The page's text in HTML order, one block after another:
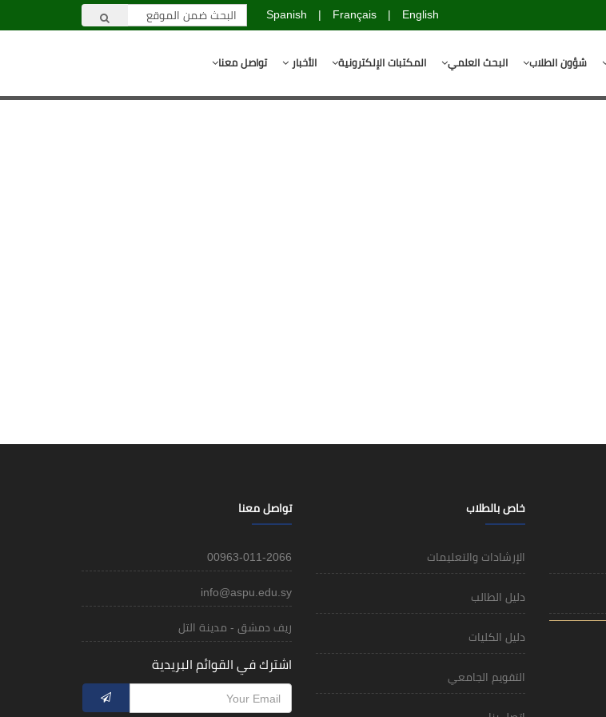
English
|
Français
|
Spanish
شؤون الطلاب البحث العلمي المكتبات الإلكترونية الأخبار تواصل معنا
خاص بالطلاب
الإرشادات والتعليمات
دليل الطالب
دليل الكليات
التقويم الجامعي
تواصل معنا
00963-011-2066
info@aspu.edu.sy
ريف دمشق - مدينة التل
اشترك في القوائم البريدية